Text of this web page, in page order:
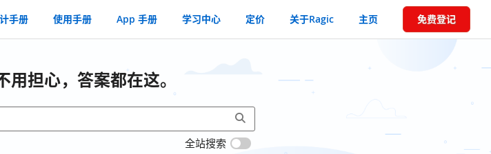
手册 使用手册 App 手册 学习中心 定价 关于Ragic 主页 免费登记
担心，答案都在这。
全站搜索